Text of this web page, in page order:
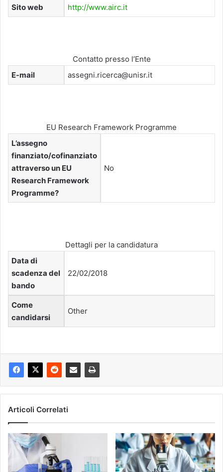
Sito web http://www.airc.it
Contatto presso l’Ente
E-mail
assegni.ricerca@unisr.it
EU Research Framework Programme
L’assegno
finanziato/cofinanziato
attraverso un EU
Research Framework
Programme?
No
Dettagli per la candidatura
Data di
scadenza del
bando
22/02/2018
Come
candidarsi
Other
Articoli Correlati